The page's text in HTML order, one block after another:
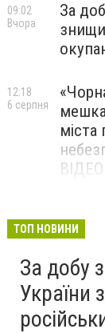
За
09:02
Вчора
міста
ВІДЕО
12:18
6 серпня
6 серпня
ТОП НОВИНИ
За добу
України